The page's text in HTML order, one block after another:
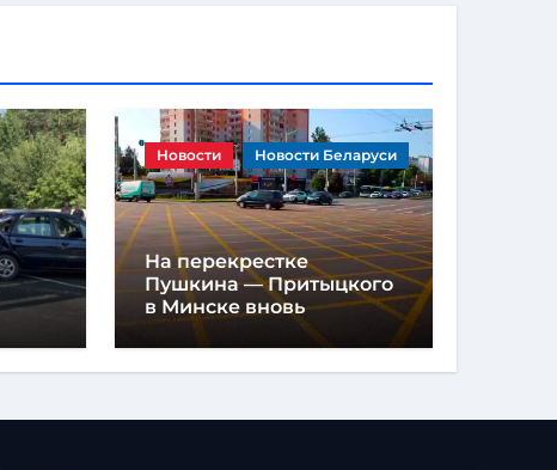
Новости Новости Беларуси
На перекрестке
Пушкина — Притыцкого
в Минске вновь
появилась «вафельная»
разметка